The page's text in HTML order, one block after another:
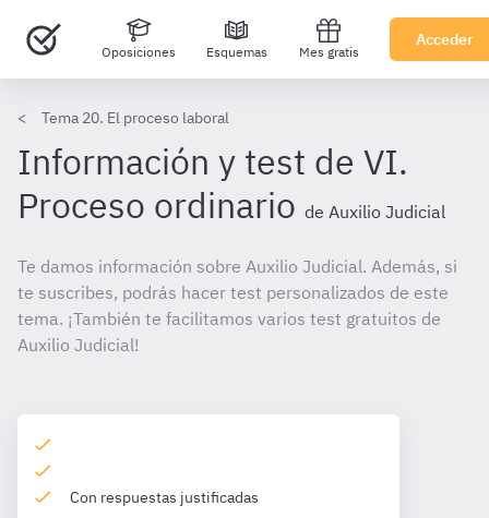
Oposiciones Esquemas Mes gratis
Acceder
Tema 20. El proceso laboral
Información y test de VI.
Proceso ordinario de Auxilio Judicial
Te damos información sobre Auxilio Judicial. Además, si
te suscribes, podrás hacer test personalizados de este
tema. ¡También te facilitamos varios test gratuitos de
Auxilio Judicial!
Con respuestas justificadas